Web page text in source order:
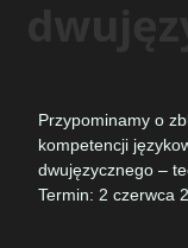
Przypominamy o
kompetencji
dwujęzycznego –
Termin: 2 czerwca